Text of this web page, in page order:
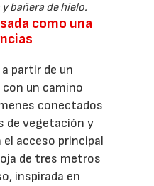
bañera de hielo.
como una
partir de un
un camino
conectados
de vegetación y
acceso principal
de tres metros
inspirada en